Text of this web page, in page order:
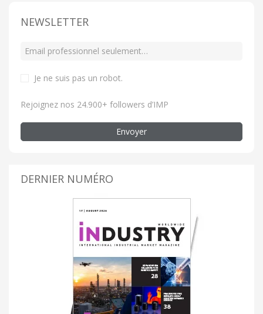
NEWSLETTER
Je ne suis pas un robot.
Rejoignez nos 24.900+ followers d’IMP
Envoyer
DERNIER NUMÉRO